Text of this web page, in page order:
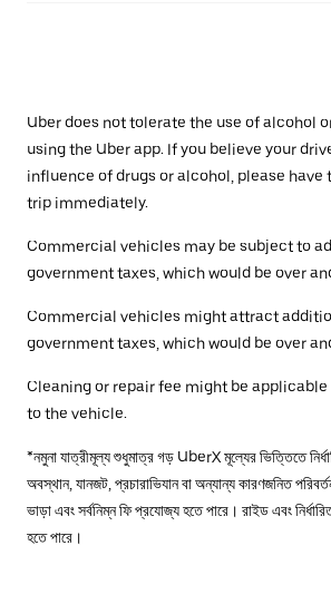
Uber does not tolerate the use of alcohol
using the Uber app. If you believe your
influence of drugs or alcohol, please have
trip immediately.
Commercial vehicles may be subject to
government taxes, which would be over
Commercial vehicles might attract
government taxes, which would be over
Cleaning or repair fee might be
to the vehicle.
*নমুনা যাত্রীমূল্য শুধুমাত্র গড় UberX মূল্যের ভিত্তিতে
অবস্থান, যানজট, প্রচারাভিযান বা অন্যান্য কারণজনিত
ভাড়া এবং সর্বনিম্ন ফি প্রযোজ্য হতে পারে। রাইড এবং
হতে পারে।